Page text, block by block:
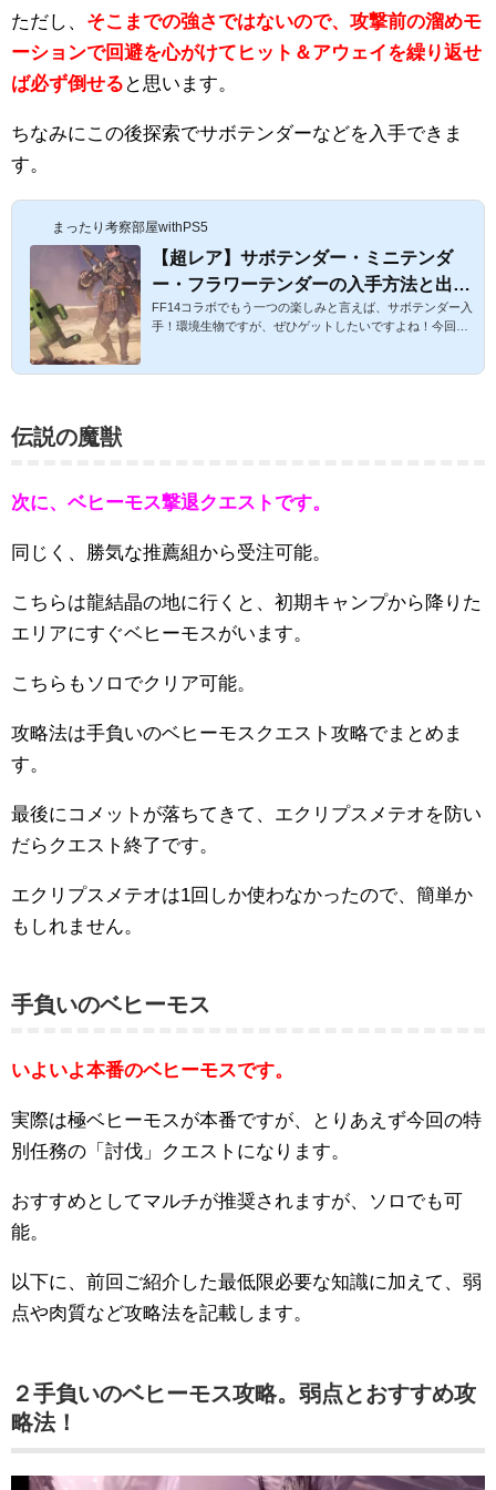
ただし、 そこまでの強さではないので、攻撃前の溜めモ
ーションで回避を心がけてヒット＆アウェイを繰り返せ
ば必ず倒せる と思います。
ちなみにこの後探索でサボテンダーなどを入手できま
す。
まったり考察部屋withPS5
【超レア】サボテンダー・ミニテンダ
ー・フラワーテンダーの入手方法と出現
位置マップ詳細！探索で入手可能。めち
ゃくちゃかわいいよ♪【モンハンワール
FF14コラボでもう一つの楽しみと言えば、サボテンダー入
手！環境生物ですが、ぜひゲットしたいですよね！今回は
伝説の魔獣
次に、ベヒーモス撃退クエストです。
同じく、勝気な推薦組から受注可能。
こちらは龍結晶の地に行くと、初期キャンプから降りた
エリアにすぐベヒーモスがいます。
こちらもソロでクリア可能。
攻略法は手負いのベヒーモスクエスト攻略でまとめま
す。
最後にコメットが落ちてきて、エクリプスメテオを防い
だらクエスト終了です。
エクリプスメテオは1回しか使わなかったので、簡単か
もしれません。
手負いのベヒーモス
いよいよ本番のベヒーモスです。
実際は極ベヒーモスが本番ですが、とりあえず今回の特
別任務の「討伐」クエストになります。
おすすめとしてマルチが推奨されますが、ソロでも可
能。
以下に、前回ご紹介した最低限必要な知識に加えて、弱
点や肉質など攻略法を記載します。
２手負いのベヒーモス攻略。弱点とおすすめ攻
略法！